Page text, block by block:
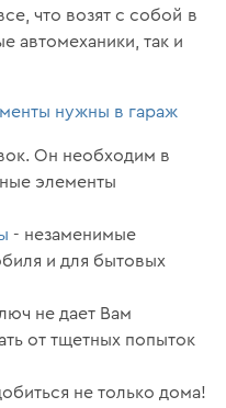
что возят с собой в
автомеханики, так и
нужны в гараж
Он необходим в
элементы
- незаменимые
и для бытовых
не дает Вам
от тщетных попыток
не только дома!